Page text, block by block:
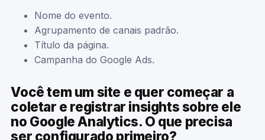
Nome do evento.
Agrupamento de canais padrão.
Título da página.
Campanha do Google Ads.
Você tem um site e quer começar a
coletar e registrar insights sobre ele
no Google Analytics. O que precisa
ser configurado primeiro?